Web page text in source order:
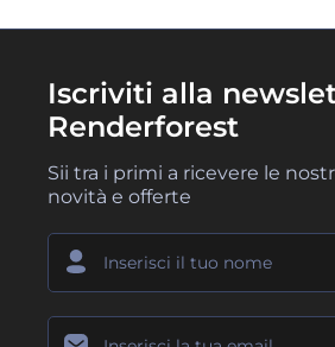
Iscriviti alla
Renderforest
Sii tra i primi a ricevere le
novità e offerte